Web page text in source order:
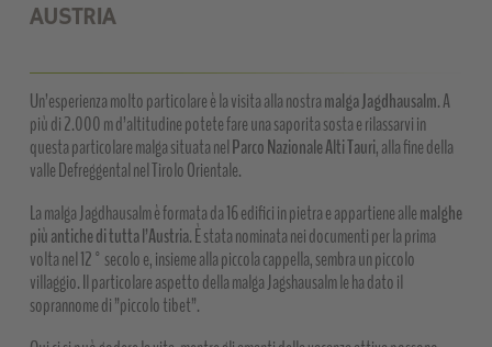
AUSTRIA
Un’esperienza molto particolare è la visita alla nostramalga Jagdhausalm. A
più di 2.000 m d’altitudine potete fare una saporita sosta e rilassarvi in
questa particolare malga situata nelParco Nazionale Alti Tauri, alla fine della
valle Defreggental nel Tirolo Orientale.
La malga Jagdhausalm è formata da 16 edifici in pietra e appartiene allemalghe
più antiche di tutta l’Austria. È stata nominata nei documenti per la prima
volta nel 12° secolo e, insieme alla piccola cappella, sembra un piccolo
villaggio. Il particolare aspetto della malga Jagshausalm le ha dato il
soprannome di ”piccolo tibet”.